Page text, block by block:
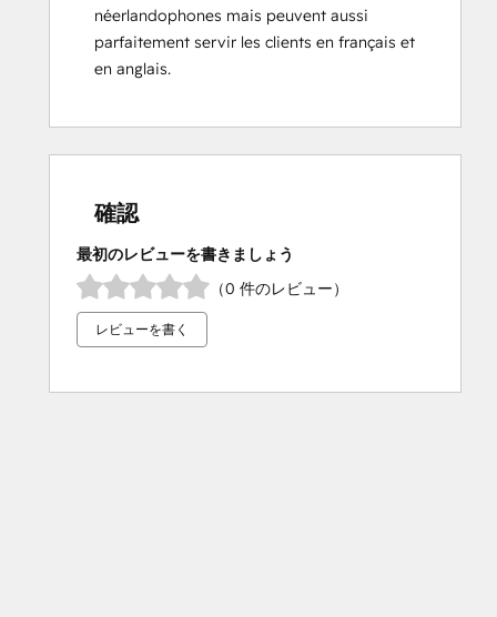
néerlandophones mais peuvent aussi
parfaitement servir les clients en français et
en anglais.
確認
最初のレビューを書きましょう
（0 件のレビュー）
レビューを書く